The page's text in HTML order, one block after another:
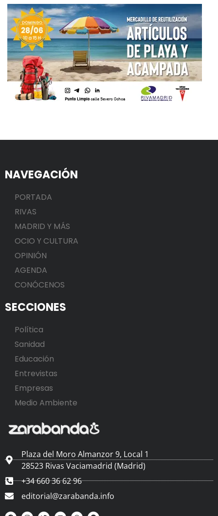
NAVEGACIÓN
PORTADA
RIVAS
MADRID Y MÁS
OCIO Y CULTURA
OPINIÓN
AGENDA
CONÓCENOS
SECCIONES
Política
Sanidad
Educación
Entrevistas
Empresas
Medio Ambiente
Plaza del Moro Almanzor 9, Local 1
28523 Rivas Vaciamadrid (Madrid)
+34 660 36 62 96
editorial@zarabanda.info